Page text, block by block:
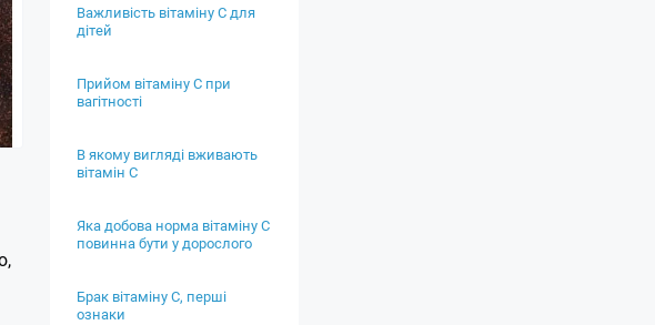
Важливість вітаміну С для
дітей
Прийом вітаміну С при
вагітності
В якому вигляді вживають
вітамін С
Яка добова норма вітаміну С
повинна бути у дорослого
Брак вітаміну С, перші
ознаки